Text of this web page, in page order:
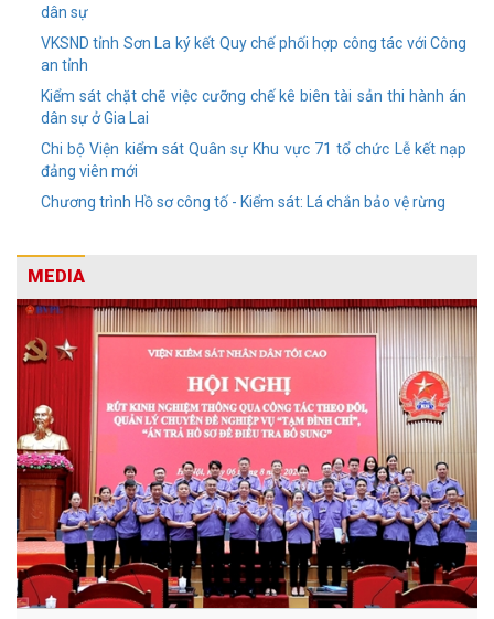
dân sự
VKSND tỉnh Sơn La ký kết Quy chế phối hợp công tác với Công
an tỉnh
Kiểm sát chặt chẽ việc cưỡng chế kê biên tài sản thi hành án
dân sự ở Gia Lai
Chi bộ Viện kiểm sát Quân sự Khu vực 71 tổ chức Lễ kết nạp
đảng viên mới
Chương trình Hồ sơ công tố - Kiểm sát: Lá chắn bảo vệ rừng
MEDIA